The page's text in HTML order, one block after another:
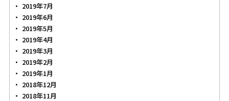
2019年7月
2019年6月
2019年5月
2019年4月
2019年3月
2019年2月
2019年1月
2018年12月
2018年11月